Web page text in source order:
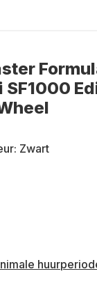
SF1000
Zwart